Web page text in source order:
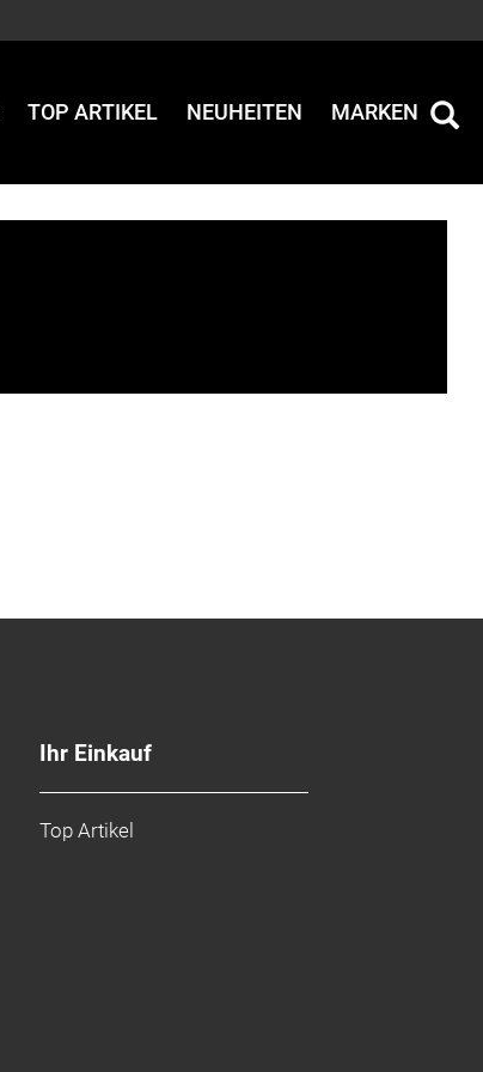
TOP ARTIKEL NEUHEITEN MARKEN
Ihr Einkauf
Top Artikel